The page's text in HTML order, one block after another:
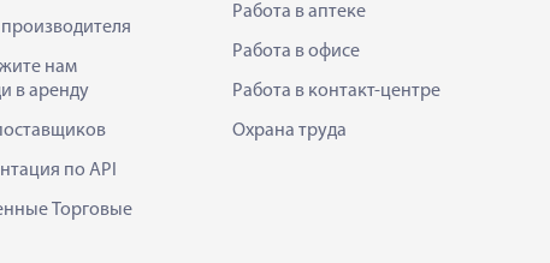
нам
в аренду
по API
Торговые
Работа в аптеке
Работа в офисе
Работа в контакт-центре
Охрана труда